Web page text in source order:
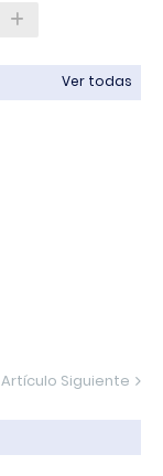
Ver todas
Artículo Siguiente